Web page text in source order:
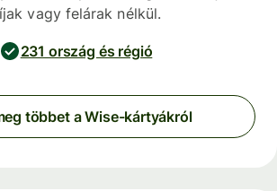
vagy felárak nélkül.
231 ország és régió
többet a Wise-kártyákról